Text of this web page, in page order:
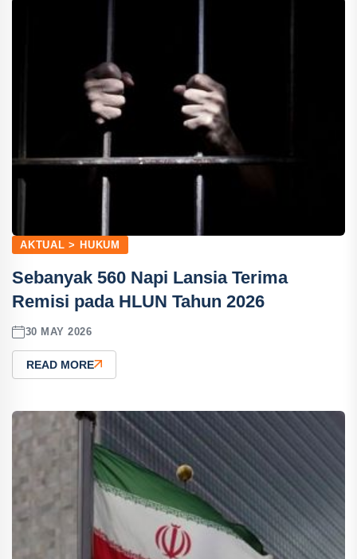
AKTUAL > HUKUM
Sebanyak 560 Napi Lansia Terima
Remisi pada HLUN Tahun 2026
30 MAY 2026
READ MORE